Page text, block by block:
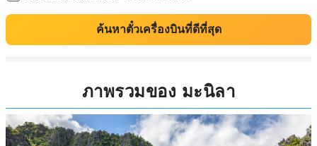
ค้นหาตั๋วเครื่องบินที่ดีที่สุด
ภาพรวมของ มะนิลา